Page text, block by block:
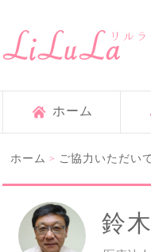
ホーム
ホーム > ご協力いただい
鈴